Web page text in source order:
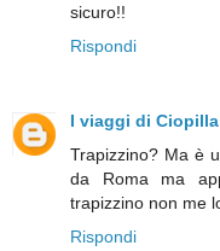
sicuro!!
Rispondi
I viaggi di Ciopilla
Trapizzino? Ma è
da Roma ma
trapizzino non me
Rispondi